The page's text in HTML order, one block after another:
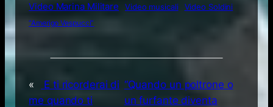
Video Marina Militare Video musicali
Video Soldini
“Amerigo Vespucci”
«
E ti ricorderai di
me quando ti
“Quando un poltrone o
un furfante diventa